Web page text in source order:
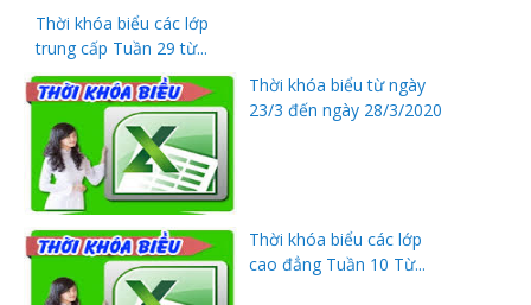
bồi
Thời khóa biểu các lớp
trung cấp Tuần 29 từ...
Thời khóa biểu từ ngày
23/3 đến ngày 28/3/2020
Thời khóa biểu các lớp
cao đẳng Tuần 10 Từ...